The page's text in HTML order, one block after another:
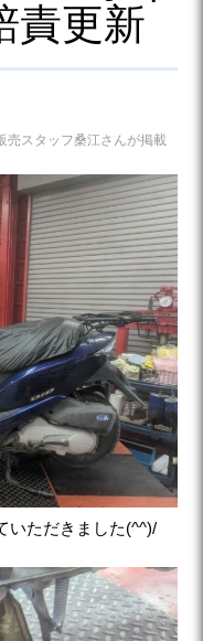
責更新
売スタッフ桑江さんが掲載
いただきました(^^)/